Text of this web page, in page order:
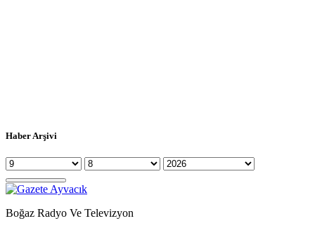
Haber Arşivi
Boğaz Radyo Ve Televizyon